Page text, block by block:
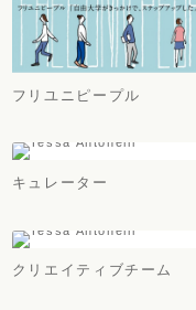
フリユニピープル
キュレーター
クリエイティブチーム